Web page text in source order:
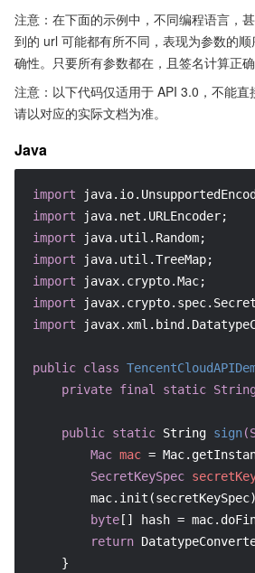
注意：在下面的示例中，不同编程语言，
到的 url 可能都有所不同，表现为参数的
确性。只要所有参数都在，且签名计算正确
注意：以下代码仅适用于 API 3.0，不能直
请以对应的实际文档为准。
Java
import
import
import
import
import
import
import
public class
private final static String
public static String sign
Mac mac =
SecretKeySpec
byte [] hash =
return
    }